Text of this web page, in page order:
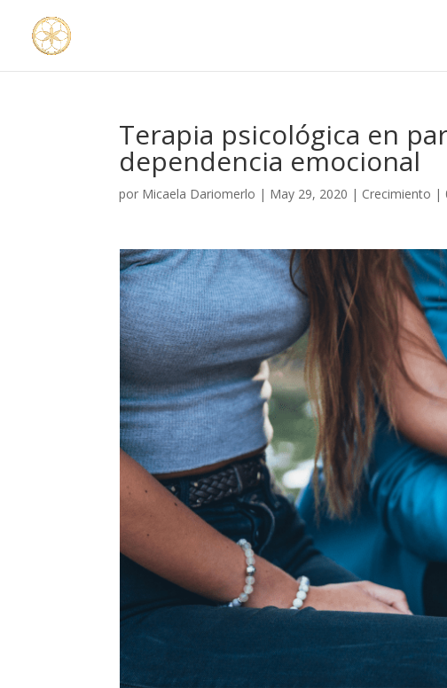
Terapia psicológica en
dependencia emocional
por Micaela Dariomerlo | May 29, 2020 | Crecimiento |